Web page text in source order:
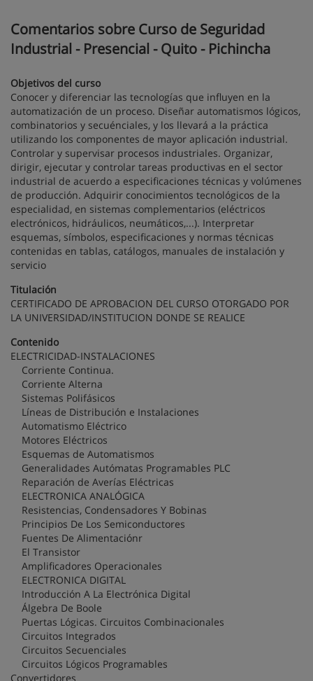
Comentarios sobre Curso de Seguridad
Industrial - Presencial - Quito - Pichincha
Objetivos del curso
Conocer y diferenciar las tecnologías que influyen en la
automatización de un proceso. Diseñar automatismos lógicos,
combinatorios y secuénciales, y los llevará a la práctica
utilizando los componentes de mayor aplicación industrial.
Controlar y supervisar procesos industriales. Organizar,
dirigir, ejecutar y controlar tareas productivas en el sector
industrial de acuerdo a especificaciones técnicas y volúmenes
de producción. Adquirir conocimientos tecnológicos de la
especialidad, en sistemas complementarios (eléctricos
electrónicos, hidráulicos, neumáticos,...). Interpretar
esquemas, símbolos, especificaciones y normas técnicas
contenidas en tablas, catálogos, manuales de instalación y
servicio
Titulación
CERTIFICADO DE APROBACION DEL CURSO OTORGADO POR
LA UNIVERSIDAD/INSTITUCION DONDE SE REALICE
Contenido
ELECTRICIDAD-INSTALACIONES
Corriente Continua.
Corriente Alterna
Sistemas Polifásicos
Líneas de Distribución e Instalaciones
Automatismo Eléctrico
Motores Eléctricos
Esquemas de Automatismos
Generalidades Autómatas Programables PLC
Reparación de Averías Eléctricas
ELECTRONICA ANALÓGICA
Resistencias, Condensadores Y Bobinas
Principios De Los Semiconductores
Fuentes De Alimentaciónr
El Transistor
Amplificadores Operacionales
ELECTRONICA DIGITAL
Introducción A La Electrónica Digital
Álgebra De Boole
Puertas Lógicas. Circuitos Combinacionales
Circuitos Integrados
Circuitos Secuenciales
Circuitos Lógicos Programables
Convertidores